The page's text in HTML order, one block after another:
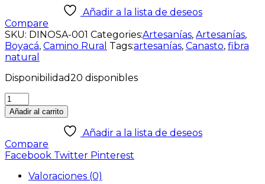
Añadir a la lista de deseos
Compare
SKU: DINOSA-001 Categories:Artesanías, Artesanías,
Boyacá, Camino Rural Tags:artesanías, Canasto, fibra
natural
Disponibilidad20 disponibles
Añadir al carrito
Añadir a la lista de deseos
Compare
Facebook Twitter Pinterest
Valoraciones (0)